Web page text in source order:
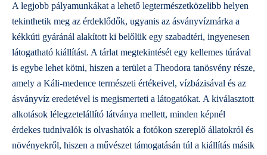
A legjobb pályamunkákat a lehető legtermészetközelibb helyen
tekinthetik meg az érdeklődők, ugyanis az ásványvízmárka a
kékkúti gyáránál alakított ki belőlük egy szabadtéri, ingyenesen
látogatható kiállítást. A tárlat megtekintését egy kellemes túrával
is egybe lehet kötni, hiszen a terület a Theodora tanösvény része,
amely a Káli-medence természeti értékeivel, vízbázisával és az
ásványvíz eredetével is megismerteti a látogatókat. A kiválasztott
alkotások lélegzetelállító látványa mellett, minden képnél
érdekes tudnivalók is olvashatók a fotókon szereplő állatokról és
növényekről, hiszen a művészet támogatásán túl a kiállítás másik